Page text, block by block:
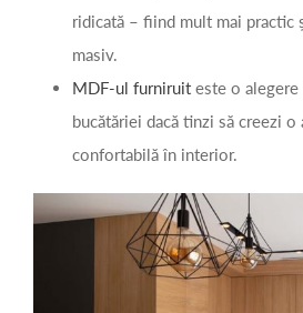
ridicată – fiind mult mai practic
masiv.
MDF-ul furniruit este o
bucătăriei dacă tinzi să creezi o
confortabilă în interior.